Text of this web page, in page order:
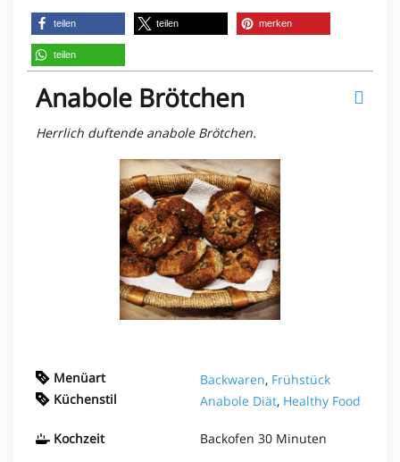
teilen teilen merken
teilen
Anabole Brötchen
Herrlich duftende anabole Brötchen.
Menüart Backwaren, Frühstück
Küchenstil
Anabole Diät, Healthy Food
Kochzeit Backofen 30 Minuten